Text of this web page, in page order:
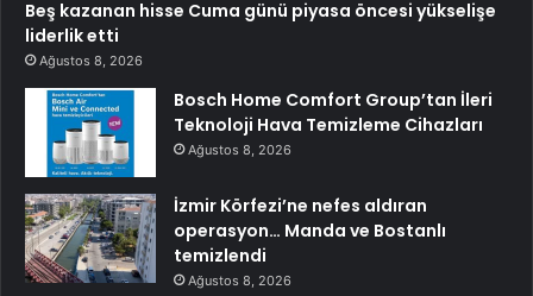
Beş kazanan hisse Cuma günü piyasa öncesi yükselişe
liderlik etti
Ağustos 8, 2026
Bosch Home Comfort Group’tan İleri
Teknoloji Hava Temizleme Cihazları
Ağustos 8, 2026
İzmir Körfezi’ne nefes aldıran
operasyon… Manda ve Bostanlı
temizlendi
Ağustos 8, 2026